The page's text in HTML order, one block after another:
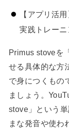
【アプリ活
実践トレーニ
Primus stoveを
せる具体的な方
で身につくもの
ましょう。
stove」という
まな発音や使わ